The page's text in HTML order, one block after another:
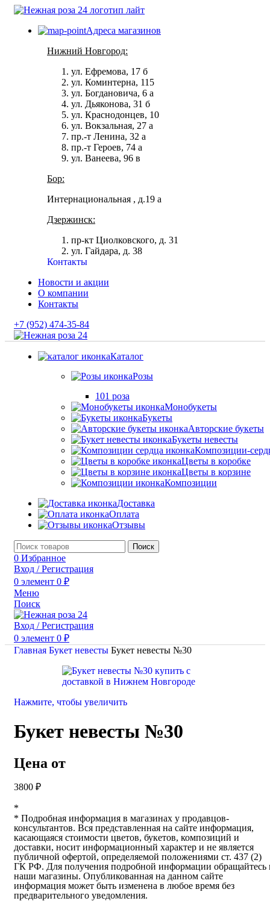
Адреса магазинов
Нижний Новгород:
ул. Ефремова, 17 б
ул. Коминтерна, 115
ул. Богдановича, 6 а
ул. Дьяконова, 31 б
ул. Краснодонцев, 10
ул. Вокзальная, 27 а
пр.-т Ленина, 32 а
пр.-т Героев, 74 а
ул. Ванеева, 96 в
Бор:
Интернациональная , д.19 а
Дзержинск:
пр-кт Циолковского, д. 31
ул. Гайдара, д. 38
Контакты
Новости и акции
О компании
Контакты
+7 (952) 474-35-84
Каталог
Розы
101 роза
Монобукеты
Букеты
Авторские букеты
Букеты невесты
Композиции-
Цветы в коробке
Цветы в корзине
Композиции
Доставка
Оплата
Отзывы
Поиск
0 Избранное
Вход / Регистрация
0 элемент 0 ₽
Меню
Поиск
Вход / Регистрация
0 элемент 0 ₽
Главная Букет невесты Букет невесты №30
Нажмите, чтобы увеличить
Букет невесты №30
Цена от
3800 ₽
*
* Подробная информация в магазинах у продавцов-
консультантов. Вся представленная на сайте информация,
касающаяся стоимости цветов, букетов, композиций и
доставки, носит информационный характер и не является
публичной офертой, определяемой положениями ст. 437 (2)
ГК РФ. Для получения подробной информации обращайтесь
наши магазины. Опубликованная на данном сайте
информация может быть изменена в любое время без
предварительного уведомления.